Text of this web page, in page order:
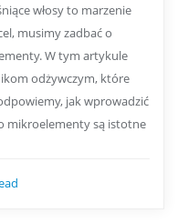
włosy to marzenie
musimy zadbać o
W tym artykule
odżywczym, które
jak wprowadzić
mikroelementy są istotne